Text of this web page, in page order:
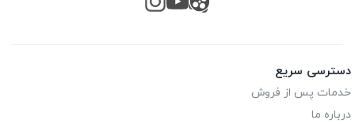
دسترسی سریع
خدمات پس از فروش
درباره ما